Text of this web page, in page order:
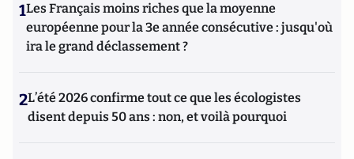
1Les Français moins riches que la moyenne
européenne pour la 3e année consécutive : jusqu'où
ira le grand déclassement ?
2L’été 2026 confirme tout ce que les écologistes
disent depuis 50 ans : non, et voilà pourquoi